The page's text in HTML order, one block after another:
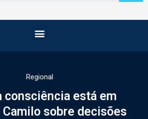
Regional
consciência está em
Camilo sobre decisões